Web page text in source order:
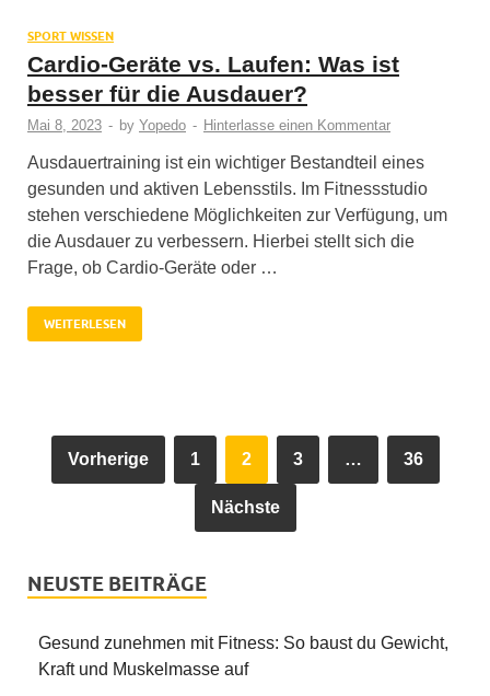
SPORT WISSEN
Cardio-Geräte vs. Laufen: Was ist
besser für die Ausdauer?
Mai 8, 2023 - by Yopedo - Hinterlasse einen Kommentar
Ausdauertraining ist ein wichtiger Bestandteil eines
gesunden und aktiven Lebensstils. Im Fitnessstudio
stehen verschiedene Möglichkeiten zur Verfügung, um
die Ausdauer zu verbessern. Hierbei stellt sich die
Frage, ob Cardio-Geräte oder …
WEITERLESEN
Vorherige 1 2 3 … 36
Nächste
NEUSTE BEITRÄGE
Gesund zunehmen mit Fitness: So baust du Gewicht,
Kraft und Muskelmasse auf